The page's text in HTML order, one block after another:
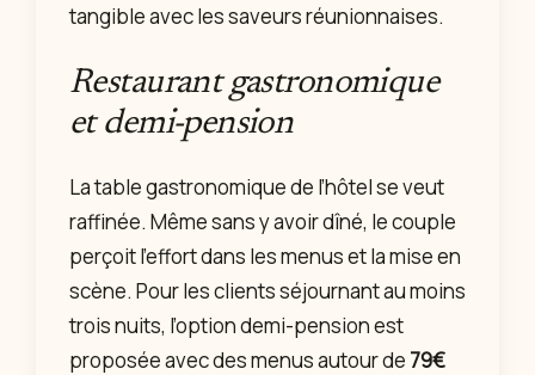
tangible avec les saveurs réunionnaises.
Restaurant gastronomique
et demi-pension
La table gastronomique de l’hôtel se veut
raffinée. Même sans y avoir dîné, le couple
perçoit l’effort dans les menus et la mise en
scène. Pour les clients séjournant au moins
trois nuits, l’option demi-pension est
proposée avec des menus autour de 79€